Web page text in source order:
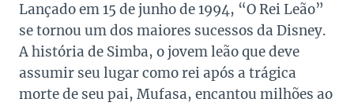
Lançado em 15 de junho de 1994, “O Rei Leão”
se tornou um dos maiores sucessos da Disney.
A história de Simba, o jovem leão que deve
assumir seu lugar como rei após a trágica
morte de seu pai, Mufasa, encantou milhões ao